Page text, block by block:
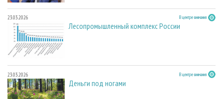
23.03.2026 В центре внимания
Лесопромышленный комплекс России
23.03.2026 В центре внимания
Деньги под ногами